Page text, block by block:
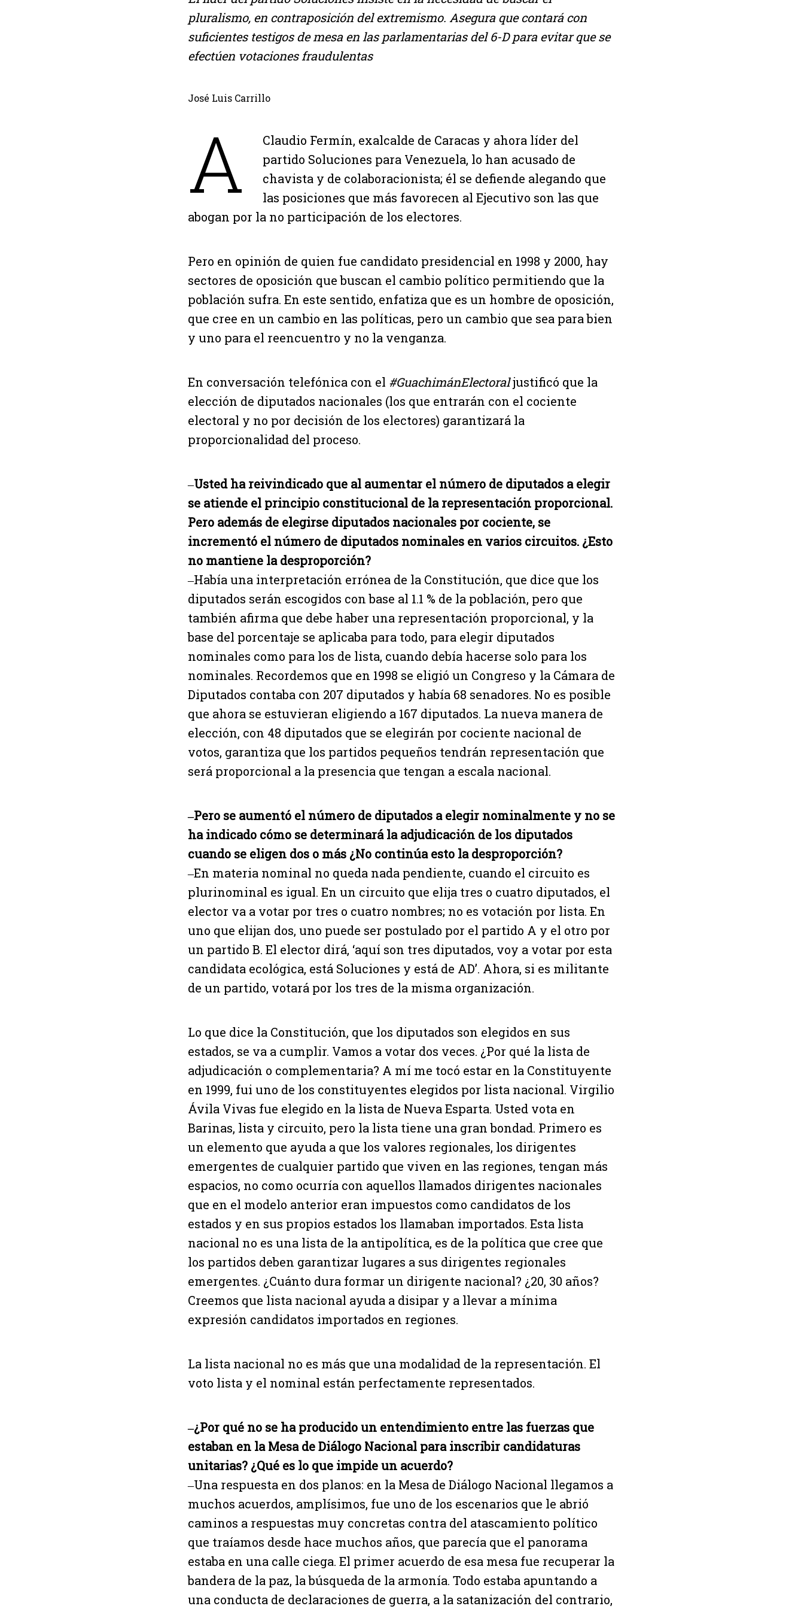
pluralismo, en contraposición del extremismo. Asegura que contará con
suficientes testigos de mesa en las parlamentarias del 6-D para evitar que se
efectúen votaciones fraudulentas
José Luis Carrillo
A
Claudio Fermín, exalcalde de Caracas y ahora líder del
partido Soluciones para Venezuela, lo han acusado de
chavista y de colaboracionista; él se defiende alegando que
las posiciones que más favorecen al Ejecutivo son las que
abogan por la no participación de los electores.
Pero en opinión de quien fue candidato presidencial en 1998 y 2000, hay
sectores de oposición que buscan el cambio político permitiendo que la
población sufra. En este sentido, enfatiza que es un hombre de oposición,
que cree en un cambio en las políticas, pero un cambio que sea para bien
y uno para el reencuentro y no la venganza.
En conversación telefónica con el #GuachimánElectoraljustificó que la
elección de diputados nacionales (los que entrarán con el cociente
electoral y no por decisión de los electores) garantizará la
proporcionalidad del proceso.
‒Usted ha reivindicado que al aumentar el número de diputados a elegir
se atiende el principio constitucional de la representación proporcional.
Pero además de elegirse diputados nacionales por cociente, se
incrementó el número de diputados nominales en varios circuitos. ¿Esto
no mantiene la desproporción?
‒Había una interpretación errónea de la Constitución, que dice que los
diputados serán escogidos con base al 1.1 % de la población, pero que
también afirma que debe haber una representación proporcional, y la
base del porcentaje se aplicaba para todo, para elegir diputados
nominales como para los de lista, cuando debía hacerse solo para los
nominales. Recordemos que en 1998 se eligió un Congreso y la Cámara de
Diputados contaba con 207 diputados y había 68 senadores. No es posible
que ahora se estuvieran eligiendo a 167 diputados. La nueva manera de
elección, con 48 diputados que se elegirán por cociente nacional de
votos, garantiza que los partidos pequeños tendrán representación que
será proporcional a la presencia que tengan a escala nacional.
‒Pero se aumentó el número de diputados a elegir nominalmente y no se
ha indicado cómo se determinará la adjudicación de los diputados
cuando se eligen dos o más ¿No continúa esto la desproporción?
‒En materia nominal no queda nada pendiente, cuando el circuito es
plurinominal es igual. En un circuito que elija tres o cuatro diputados, el
elector va a votar por tres o cuatro nombres; no es votación por lista. En
uno que elijan dos, uno puede ser postulado por el partido A y el otro por
un partido B. El elector dirá, ‘aquí son tres diputados, voy a votar por esta
candidata ecológica, está Soluciones y está de AD’. Ahora, si es militante
de un partido, votará por los tres de la misma organización.
Lo que dice la Constitución, que los diputados son elegidos en sus
estados, se va a cumplir. Vamos a votar dos veces. ¿Por qué la lista de
adjudicación o complementaria? A mí me tocó estar en la Constituyente
en 1999, fui uno de los constituyentes elegidos por lista nacional. Virgilio
Ávila Vivas fue elegido en la lista de Nueva Esparta. Usted vota en
Barinas, lista y circuito, pero la lista tiene una gran bondad. Primero es
un elemento que ayuda a que los valores regionales, los dirigentes
emergentes de cualquier partido que viven en las regiones, tengan más
espacios, no como ocurría con aquellos llamados dirigentes nacionales
que en el modelo anterior eran impuestos como candidatos de los
estados y en sus propios estados los llamaban importados. Esta lista
nacional no es una lista de la antipolítica, es de la política que cree que
los partidos deben garantizar lugares a sus dirigentes regionales
emergentes. ¿Cuánto dura formar un dirigente nacional? ¿20, 30 años?
Creemos que lista nacional ayuda a disipar y a llevar a mínima
expresión candidatos importados en regiones.
La lista nacional no es más que una modalidad de la representación. El
voto lista y el nominal están perfectamente representados.
‒¿Por qué no se ha producido un entendimiento entre las fuerzas que
estaban en la Mesa de Diálogo Nacional para inscribir candidaturas
unitarias? ¿Qué es lo que impide un acuerdo?
‒Una respuesta en dos planos: en la Mesa de Diálogo Nacional llegamos a
muchos acuerdos, amplísimos, fue uno de los escenarios que le abrió
caminos a respuestas muy concretas contra del atascamiento político
que traíamos desde hace muchos años, que parecía que el panorama
estaba en una calle ciega. El primer acuerdo de esa mesa fue recuperar la
bandera de la paz, la búsqueda de la armonía. Todo estaba apuntando a
una conducta de declaraciones de guerra, a la satanización del contrario,